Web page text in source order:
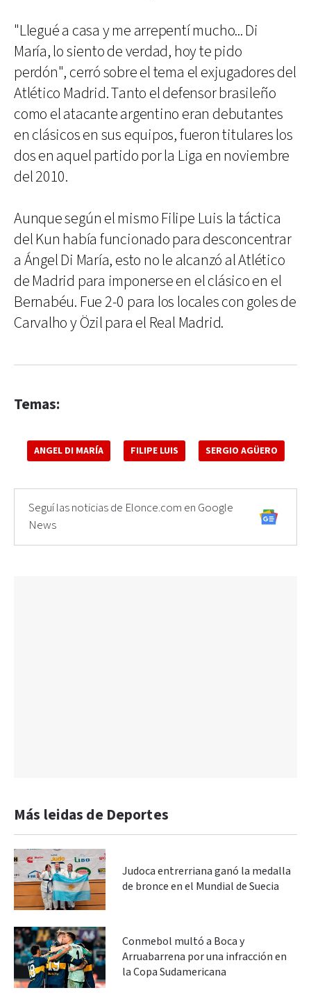
"Llegué a casa y me arrepentí mucho... Di
María, lo siento de verdad, hoy te pido
perdón", cerró sobre el tema el exjugadores del
Atlético Madrid. Tanto el defensor brasileño
como el atacante argentino eran debutantes
en clásicos en sus equipos, fueron titulares los
dos en aquel partido por la Liga en noviembre
del 2010.
Aunque según el mismo Filipe Luis la táctica
del Kun había funcionado para desconcentrar
a Ángel Di María, esto no le alcanzó al Atlético
de Madrid para imponerse en el clásico en el
Bernabéu. Fue 2-0 para los locales con goles de
Carvalho y Özil para el Real Madrid.
Temas:
ANGEL DI MARÍA FILIPE LUIS SERGIO AGÜERO
Seguí las noticias de Elonce.com en Google
News
Más leidas de Deportes
Judoca entrerriana ganó la medalla
de bronce en el Mundial de Suecia
Conmebol multó a Boca y
Arruabarrena por una infracción en
la Copa Sudamericana